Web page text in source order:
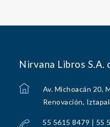
Nirvana Libros S.A.
Av. Michoacán 20,
Renovación,
55 5615 8479 | 55